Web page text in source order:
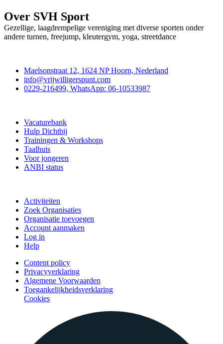
Over SVH Sport
Gezellige, laagdrempelige vereniging met diverse sporten onder
andere turnen, freejump, kleutergym, yoga, streetdance
Maelsonstraat 12, 1624 NP Hoorn, Nederland
info@vrijwilligerspunt.com
0229-216499, WhatsApp: 06-10533987
Vacaturebank
Hulp Dichtbij
Trainingen & Workshops
Taalhuis
Voor jongeren
ANBI status
Activiteiten
Zoek Organisaties
Organisatie toevoegen
Account aanmaken
Log in
Help
Content policy
Privacyverklaring
Algemene Voorwaarden
Toegankelijkheidsverklaring
Cookies